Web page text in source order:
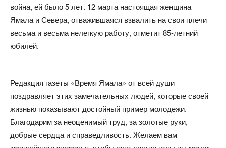
война, ей было 5 лет. 12 марта настоящая женщина
Ямала и Севера, отважившаяся взвалить на свои плечи
весьма и весьма нелегкую работу, отметит 85-летний
юбилей.
Редакция газеты «Время Ямала» от всей души
поздравляет этих замечательных людей, которые своей
жизнью показывают достойный пример молодежи.
Благодарим за неоценимый труд, за золотые руки,
добрые сердца и справедливость. Желаем вам